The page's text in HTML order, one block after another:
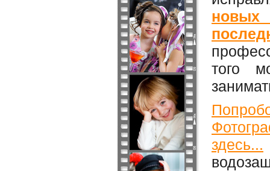
новых
того
здесь...